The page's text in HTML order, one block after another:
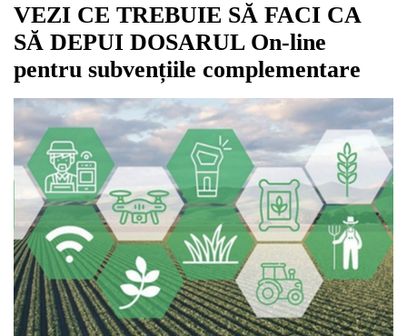
VEZI CE TREBUIE SĂ FACI CA
SĂ DEPUI DOSARUL On-line
pentru subvențiile complementare